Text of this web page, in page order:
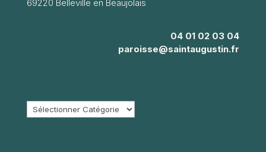
69220 Belleville en Beaujolais
04 01 02 03 04
paroisse@saintaugustin.fr
Catégories